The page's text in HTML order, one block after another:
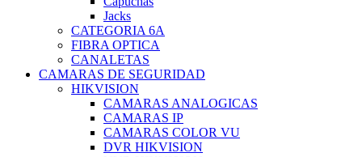
Jacks
CATEGORIA 6A
FIBRA OPTICA
CANALETAS
CAMARAS DE SEGURIDAD
HIKVISION
CAMARAS ANALOGICAS
CAMARAS IP
CAMARAS COLOR VU
DVR HIKVISION